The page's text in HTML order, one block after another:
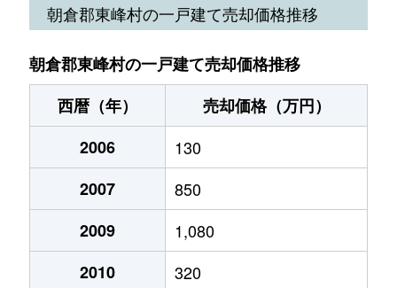
朝倉郡東峰村の一戸建て売却価格推移
朝倉郡東峰村の一戸建て売却価格推移
西暦（年）
売却価格（万円）
2006
130
2007
850
2009
1,080
2010
320